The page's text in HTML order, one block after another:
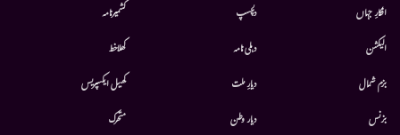
افکارِ جہاں
الیکشن
بزم شمال
بزنس
دلچسپ
دہلی نامہ
دیارِ ملت
دیار وطن
کشمیرنامہ
کھلاخط
کھیل ایکسپریس
متحرك